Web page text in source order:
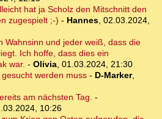
hat ja Scholz den Mitschnitt den
zugespielt ;-) - Hannes, 02.03.2024,
Wahnsinn und jeder weiß, dass die
Ich hoffe, dass dies ein
war. - Olivia, 01.03.2024, 21:30
werden muss- D-Marker,
am nächsten Tag. -
10:26